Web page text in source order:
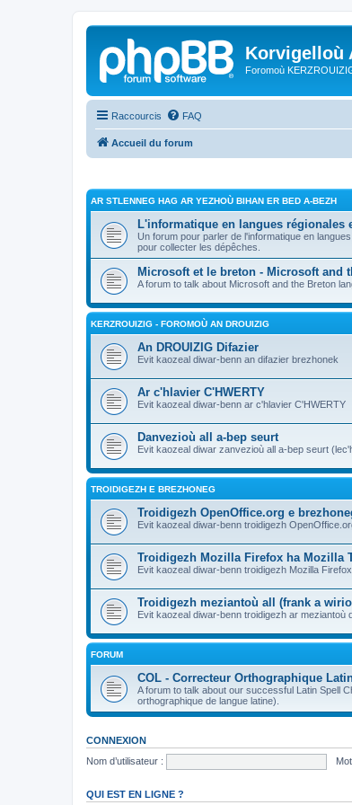
Korvigelloù
Foromoù
Raccourcis FAQ
Accueil du forum
AR STLENNEG HAG AR YEZHOÙ BIHAN ER BED A-BEZH
L'informatique en langues régionales
Un forum pour parler de l'informatique en
pour collecter les dépêches.
Microsoft et le breton - Microsoft and
A forum to talk about Microsoft and the Breton
KERZROUIZIG - FOROMOÙ AN DROUIZIG
An DROUIZIG Difazier
Evit kaozeal diwar-benn an difazier brezhonek
Ar c'hlavier C'HWERTY
Evit kaozeal diwar-benn ar c'hlavier C'HWERTY
Danvezioù all a-bep seurt
Evit kaozeal diwar zanvezioù all a-bep seurt
TROIDIGEZH E BREZHONEG
Troidigezh OpenOffice.org e
Evit kaozeal diwar-benn troidigezh
Troidigezh Mozilla Firefox ha Mozilla
Evit kaozeal diwar-benn troidigezh Mozilla
Troidigezh meziantoù all (frank a
Evit kaozeal diwar-benn troidigezh ar meziantoù
FORUM
COL - Correcteur Orthographique
A forum to talk about our successful Latin Spell
orthographique de langue latine).
CONNEXION
Nom d’utilisateur :
QUI EST EN LIGNE ?